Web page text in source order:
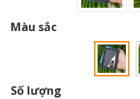
Màu sắc
Số lượng